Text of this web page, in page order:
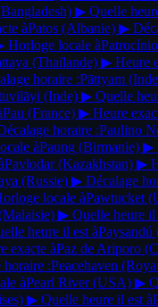
▶ Quelle
àPatos (Albanie) ▶
Horloge locale àPatrocínio
(Thaïlande) ▶ Heure
horaire :Pāttyam
(Inde) ▶ Quelle
Pau (France) ▶ Heure
horaire :Paulino
àPaung (Birmanie) ▶
Pavlodar(Kazakhstan) ▶
(Russie) ▶ Décalage
locale àPawtucket
▶ Quelle heure il
heure il est àPaysandú
exacte àPaz de Ariporo
horaire :Peacehaven
àPearl River(USA) ▶
▶ Quelle heure il est à